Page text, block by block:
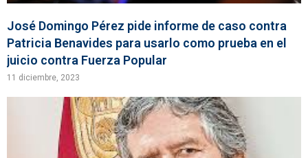
José Domingo Pérez pide informe de caso contra
Patricia Benavides para usarlo como prueba en el
juicio contra Fuerza Popular
11 diciembre, 2023